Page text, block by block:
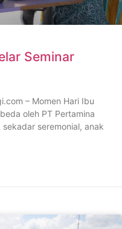
Seminar
– Momen Hari Ibu
oleh PT Pertamina
seremonial, anak